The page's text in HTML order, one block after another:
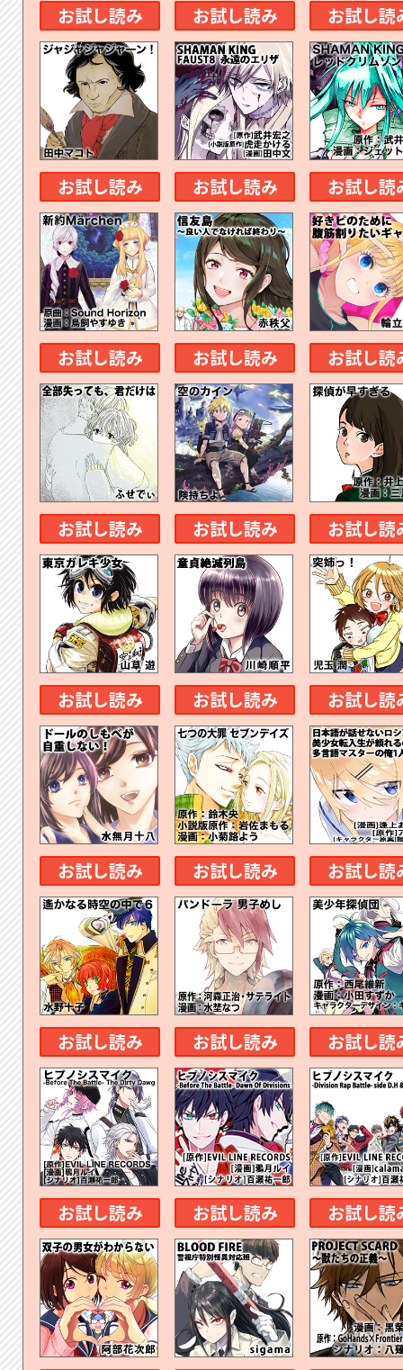
お試し読み お試し読み お試し読
お試し読み お試し読み お試し読
お試し読み お試し読み お試し読
お試し読み お試し読み お試し読
お試し読み お試し読み お試し読
お試し読み お試し読み お試し読
お試し読み お試し読み お試し読
お試し読み お試し読み お試し読